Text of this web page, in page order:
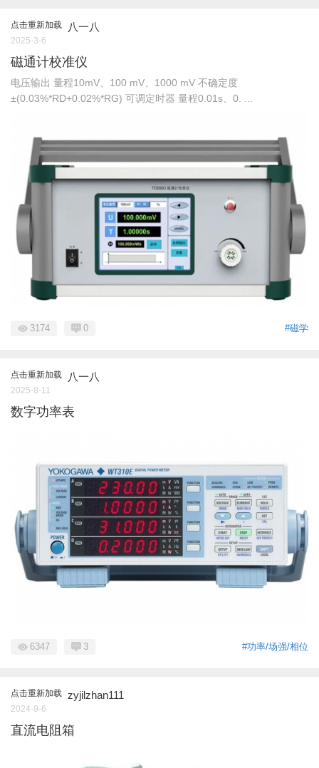
点击重新加载 八一八
2025-3-6
磁通计校准仪
电压输出 量程10mV、100 mV、1000 mV 不确定度
±(0.03%*RD+0.02%*RG) 可调定时器 量程0.01s、0. ...
#磁学
3174 0
点击重新加载 八一八
2025-8-11
数字功率表
#功率/场强/相位
6347 3
点击重新加载 zyjilzhan111
2024-9-6
直流电阻箱